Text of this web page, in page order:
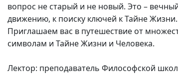
вопрос не старый и не новый. Это –
движению, к поиску ключей к Тайне Жизни.
Приглашаем вас в путешествие от
символам и Тайне Жизни и Человека.
Лектор: преподаватель Философской